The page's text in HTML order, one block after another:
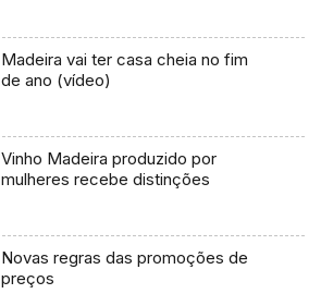
Madeira vai ter casa cheia no fim
de ano (vídeo)
Vinho Madeira produzido por
mulheres recebe distinções
Novas regras das promoções de
preços